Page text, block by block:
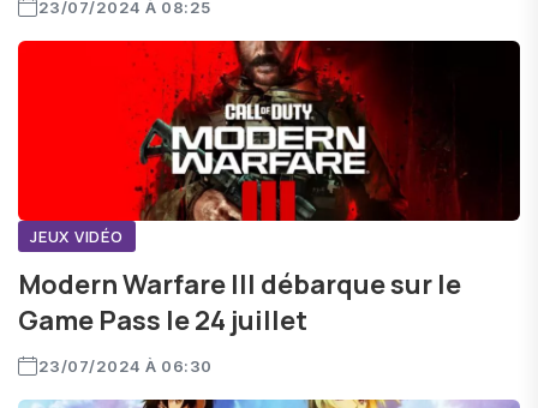
23/07/2024 À 08:25
JEUX VIDÉO
Modern Warfare III débarque sur le
Game Pass le 24 juillet
23/07/2024 À 06:30